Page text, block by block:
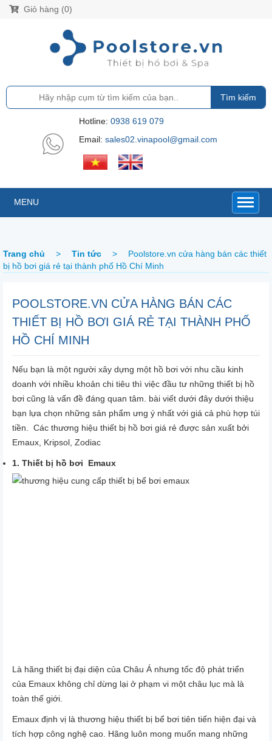
Giỏ hàng (0)
Tìm kiếm
Hotline: 0938 619 079
Email: sales02.vinapool@gmail.com
MENU
Trang chủ > Tin tức >
Poolstore.vn cửa hàng bán các thiết
bị hồ bơi giá rẻ tại thành phố Hồ Chí Minh
POOLSTORE.VN CỬA HÀNG BÁN CÁC
THIẾT BỊ HỒ BƠI GIÁ RẺ TẠI THÀNH PHỐ
HỒ CHÍ MINH
Nếu bạn là một người xây dựng một hồ bơi với nhu cầu kinh
doanh với nhiều khoản chi tiêu thì việc đầu tư những thiết bị hồ
bơi cũng là vấn đề đáng quan tâm. bài viết dưới đây dưới thiệu
bạn lựa chọn những sản phẩm ưng ý nhất với giá cả phù hợp túi
tiền. Các thương hiệu thiết bị hồ bơi giá rẻ được sản xuất bởi
Emaux, Kripsol, Zodiac
1. Thiết bị hồ bơi Emaux
Là hãng thiết bị đại diện của Châu Á nhưng tốc độ phát triển
của Emaux không chỉ dừng lại ở phạm vi một châu lục mà là
toàn thế giới.
Emaux định vị là thương hiệu thiết bị bể bơi tiên tiến hiện đại và
tích hợp công nghệ cao. Hãng luôn mong muốn mang những